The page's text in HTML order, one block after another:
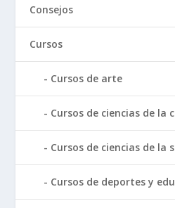
Consejos
Cursos
Cursos de arte
Cursos de ciencias de la
Cursos de ciencias de la
Cursos de deportes y